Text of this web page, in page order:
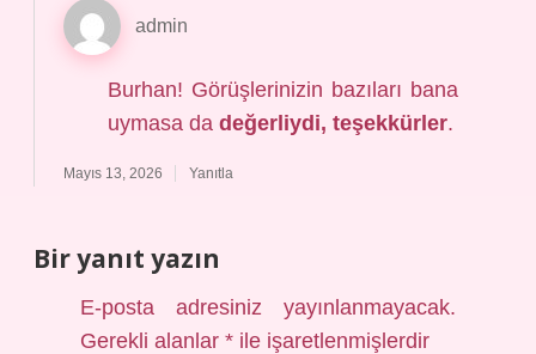
admin
Burhan! Görüşlerinizin bazıları bana
uymasa da değerliydi, teşekkürler.
Mayıs 13, 2026 Yanıtla
Bir yanıt yazın
E-posta adresiniz yayınlanmayacak.
Gerekli alanlar* ile işaretlenmişlerdir